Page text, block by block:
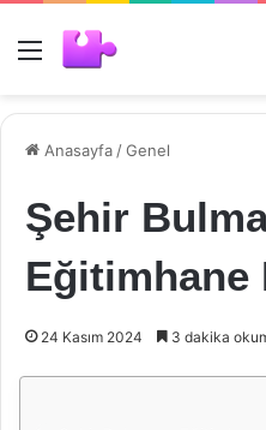
Menü
Anasayfa /Genel
Şehir
Eğitimhane
24 Kasım 2024 3 dakika